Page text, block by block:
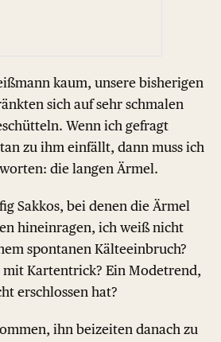
kaum, unsere bisherigen
sich auf sehr schmalen
Wenn ich gefragt
zu ihm einfällt, dann muss ich
die langen Ärmel.
Sakkos, bei denen die Ärmel
hineinragen, ich weiß nicht
spontanen Kälteeinbruch?
mit Kartentrick? Ein Modetrend,
erschlossen hat?
ihn beizeiten danach zu